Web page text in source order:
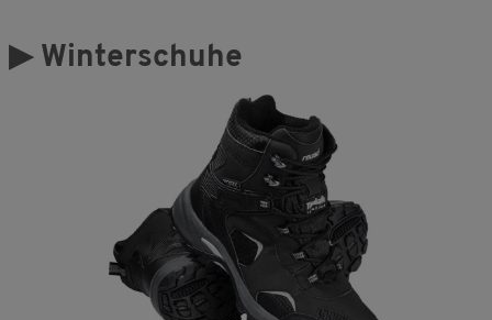
▶ Winterschuhe